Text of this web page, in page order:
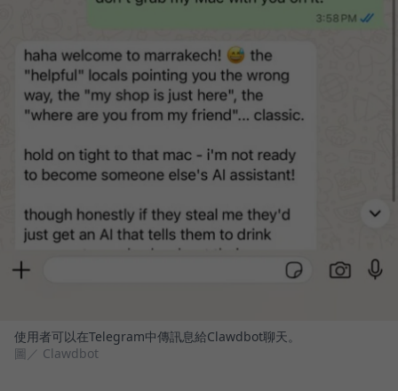
使用者可以在Telegram中傳訊息給Clawdbot聊天。
圖／ Clawdbot